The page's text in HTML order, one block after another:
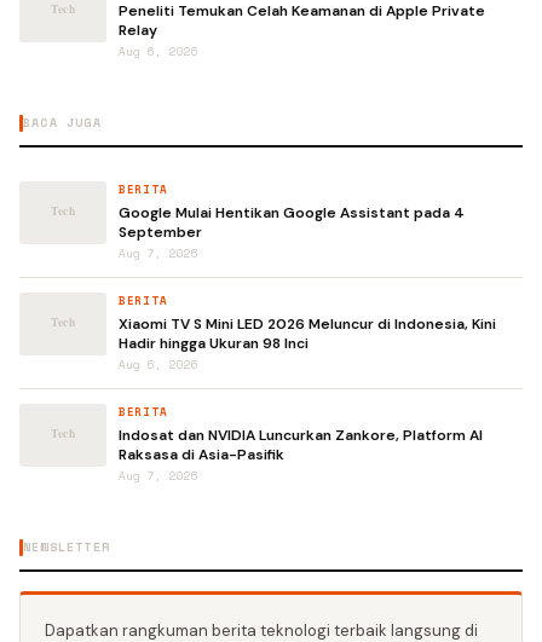
Peneliti Temukan Celah Keamanan di Apple Private
Relay
Aug 6, 2026
BACA JUGA
BERITA
Google Mulai Hentikan Google Assistant pada 4
September
Aug 7, 2026
BERITA
Xiaomi TV S Mini LED 2026 Meluncur di Indonesia, Kini
Hadir hingga Ukuran 98 Inci
Aug 6, 2026
BERITA
Indosat dan NVIDIA Luncurkan Zankore, Platform AI
Raksasa di Asia-Pasifik
Aug 7, 2026
NEWSLETTER
Dapatkan rangkuman berita teknologi terbaik langsung di